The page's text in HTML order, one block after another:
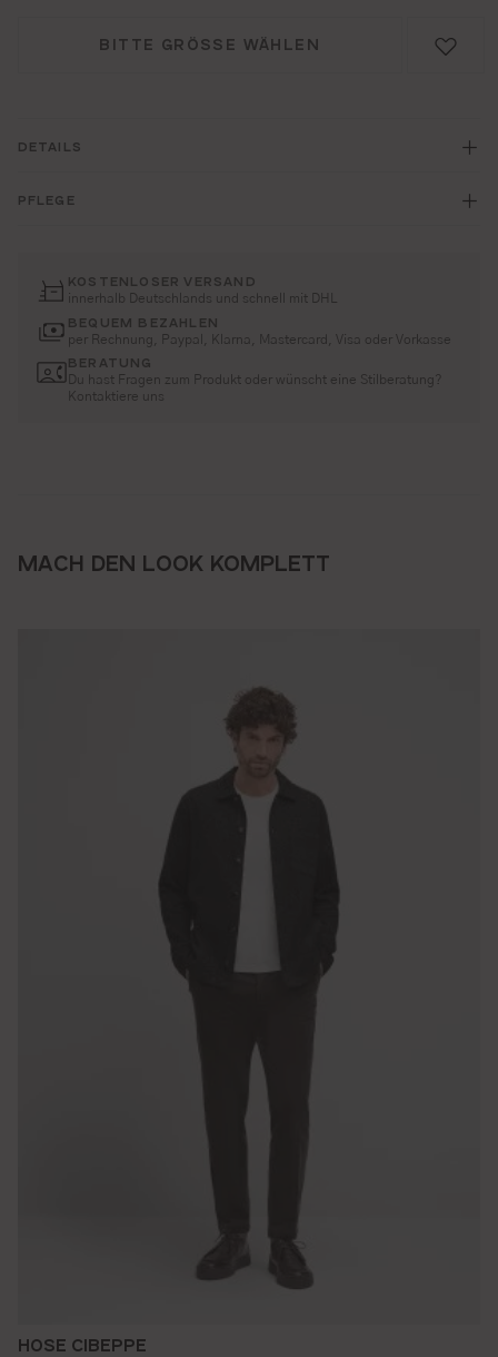
BITTE GRÖSSE WÄHLEN
DETAILS
PFLEGE
KOSTENLOSER VERSAND
innerhalb Deutschlands und schnell mit DHL
BEQUEM BEZAHLEN
per Rechnung, Paypal, Klarna, Mastercard, Visa oder Vorkasse
BERATUNG
Du hast Fragen zum Produkt oder wünscht eine Stilberatung?
Kontaktiere uns
MACH DEN LOOK KOMPLETT
HOSE CIBEPPE